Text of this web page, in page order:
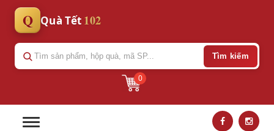
Q Quà Tết 102
0
Tìm kiếm